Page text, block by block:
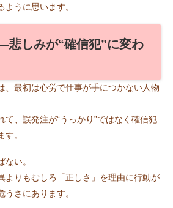
うに思います。
しみが“確信犯”に変わ
、最初は心労で仕事が手につかない人物
て、誤発注が“うっかり”ではなく確信犯
。
い。
よりもむしろ「正しさ」を理由に行動が
さにあります。